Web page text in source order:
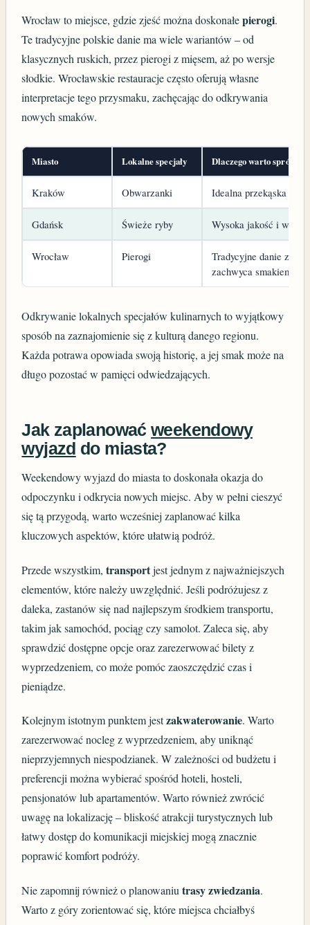
Wrocław to miejsce, gdzie zjeść można doskonałepierogi.
Te tradycyjne polskie danie ma wiele wariantów – od
klasycznych ruskich, przez pierogi z mięsem, aż po wersje
słodkie. Wrocławskie restauracje często oferują własne
interpretacje tego przysmaku, zachęcając do odkrywania
nowych smaków.
Miasto Lokalne specjały Dlaczego warto
Kraków Obwarzanki Idealna przekąska na
Gdańsk Świeże ryby Wysoka jakość i
Wrocław Pierogi
Tradycyjne danie z
zachwyca smakiem.
Odkrywanie lokalnych specjałów kulinarnych to wyjątkowy
sposób na zaznajomienie się z kulturą danego regionu.
Każda potrawa opowiada swoją historię, a jej smak może na
długo pozostać w pamięci odwiedzających.
Jak zaplanowaćweekendowy
wyjazd do miasta?
Weekendowy wyjazd do miasta to doskonała okazja do
odpoczynku i odkrycia nowych miejsc. Aby w pełni cieszyć
się tą przygodą, warto wcześniej zaplanować kilka
kluczowych aspektów, które ułatwią podróż.
Przede wszystkim,transportjest jednym z najważniejszych
elementów, które należy uwzględnić. Jeśli podróżujesz z
daleka, zastanów się nad najlepszym środkiem transportu,
takim jak samochód, pociąg czy samolot. Zaleca się, aby
sprawdzić dostępne opcje oraz zarezerwować bilety z
wyprzedzeniem, co może pomóc zaoszczędzić czas i
pieniądze.
Kolejnym istotnym punktem jestzakwaterowanie. Warto
zarezerwować nocleg z wyprzedzeniem, aby uniknąć
nieprzyjemnych niespodzianek. W zależności od budżetu i
preferencji można wybierać spośród hoteli, hosteli,
pensjonatów lub apartamentów. Warto również zwrócić
uwagę na lokalizację – bliskość atrakcji turystycznych lub
łatwy dostęp do komunikacji miejskiej mogą znacznie
poprawić komfort podróży.
Nie zapomnij również o planowaniutrasy zwiedzania.
Warto z góry zorientować się, które miejsca chciałbyś